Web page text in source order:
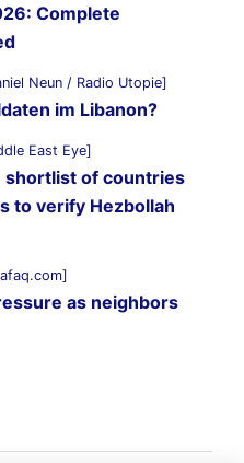
Complete
Neun / Radio Utopie]
im Libanon?
East Eye]
shortlist of countries
to verify Hezbollah
as neighbors
East Eye]
Yemen‘s Houthis